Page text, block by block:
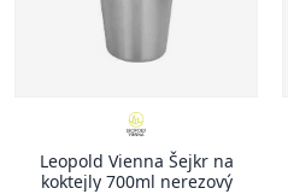
Leopold Vienna Šejkr na
koktejly 700ml nerezový